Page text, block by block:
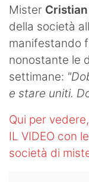
Hockey
Pallanuoto
Pallamano
Altre
News
Turismo
Mister
della società
manifestando
nonostante le
settimane:
e stare uniti.
Qui per
IL VIDEO con
società di